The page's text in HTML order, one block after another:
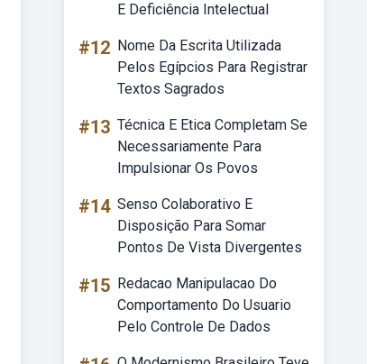
E Deficiência Intelectual
#12 Nome Da Escrita Utilizada
Pelos Egípcios Para Registrar
Textos Sagrados
#13 Técnica E Etica Completam Se
Necessariamente Para
Impulsionar Os Povos
#14 Senso Colaborativo E
Disposição Para Somar
Pontos De Vista Divergentes
#15 Redacao Manipulacao Do
Comportamento Do Usuario
Pelo Controle De Dados